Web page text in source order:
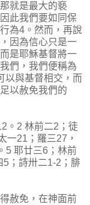
就是最大的褻
此我們要如同保
為4。然而，再說
因為信心只是一
是耶穌基督將一
們，我們便稱為
以與基督相交，而
以赦免我們的
。2 林前二2；徒
一21；羅三27，
5 耶廿三6；林前
5；詩卅二1-2；腓
赦免，在神面前